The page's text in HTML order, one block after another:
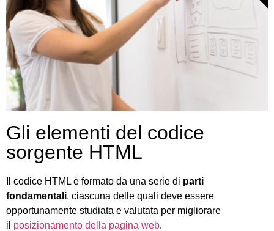
Gli elementi del codice
sorgente HTML
Il codice HTML è formato da una serie di parti
fondamentali, ciascuna delle quali deve essere
opportunamente studiata e valutata per migliorare
il posizionamento della pagina web.